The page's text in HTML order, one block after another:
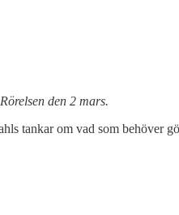
den 2 mars.
tankar om vad som behöver